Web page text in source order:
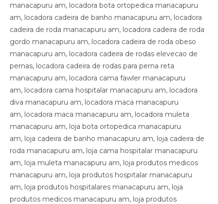
manacapuru am, locadora bota ortopedica manacapuru
am, locadora cadeira de banho manacapuru am, locadora
cadeira de roda manacapuru am, locadora cadeira de roda
gordo manacapuru am, locadora cadeira de roda obeso
manacapuru am, locadora cadeira de rodas elevecao de
pernas, locadora cadeira de rodas para perna reta
manacapuru am, locadora cama fawler manacapuru
am, locadora cama hospitalar manacapuru am, locadora
diva manacapuru am, locadora maca manacapuru
am, locadora maca manacapuru am, locadora muleta
manacapuru am, loja bota ortopedica manacapuru
am, loja cadeira de banho manacapuru am, loja cadeira de
roda manacapuru am, loja cama hospitalar manacapuru
am, loja muleta manacapuru am, loja produtos medicos
manacapuru am, loja produtos hospitalar manacapuru
am, loja produtos hospitalares manacapuru am, loja
produtos medicos manacapuru am, loja produtos